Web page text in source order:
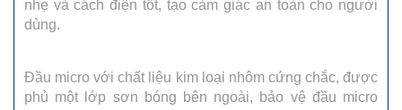
nhẹ và cách điện tốt, tạo cảm giác an toàn cho người
dùng.
Đầu micro với chất liệu kim loại nhôm cứng chắc, được
phủ một lớp sơn bóng bên ngoài, bảo vệ đầu micro